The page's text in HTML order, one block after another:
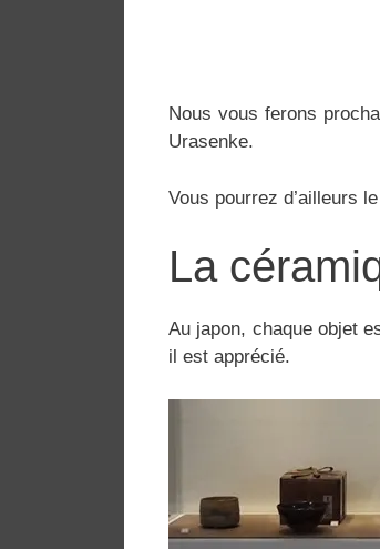
Nous vous ferons
Urasenke.
Vous pourrez d’ailleurs
La
Au japon, chaque objet
il est apprécié.